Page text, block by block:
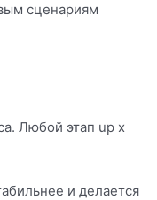
сценариям
Любой этап up x
и делается